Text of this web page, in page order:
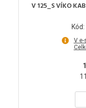
V 125_S VÍKO
V